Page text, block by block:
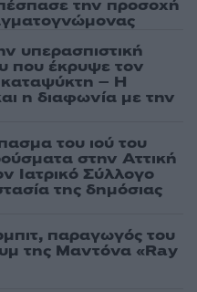
την προσοχή
υπερασπιστική
που έκρυψε τον
– Η
η διαφωνία με την
του ιού του
στην Αττική
Ιατρικό Σύλλογο
της δημόσιας
παραγωγός του
της Μαντόνα «Ray